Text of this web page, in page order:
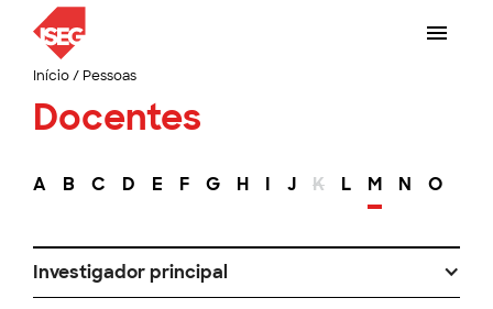
Início/ Pessoas
Docentes
A B C D E F G H I J K L M N O
Investigador principal